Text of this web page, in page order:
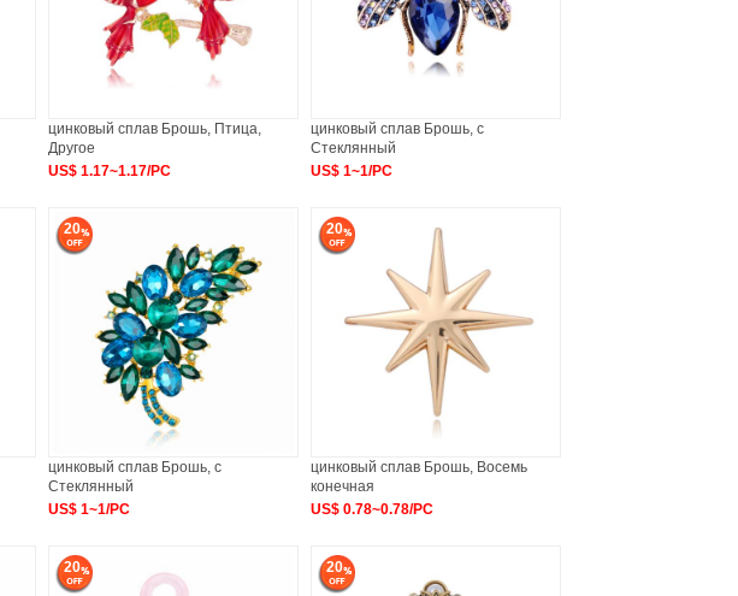
цинковый сплав Брошь, Птица,
Другое
US$ 1.17~1.17/PC
цинковый сплав Брошь, с
Стеклянный
US$ 1~1/PC
20
цинковый сплав Брошь, с
Стеклянный
US$ 1~1/PC
20
цинковый сплав Брошь, Восемь
конечная
US$ 0.78~0.78/PC
20 20